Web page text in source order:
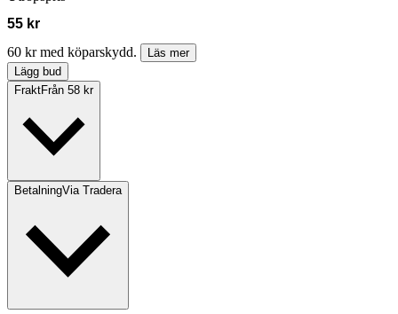
55 kr
60 kr med köparskydd.
Läs mer
Lägg bud
FraktFrån 58 kr
BetalningVia Tradera